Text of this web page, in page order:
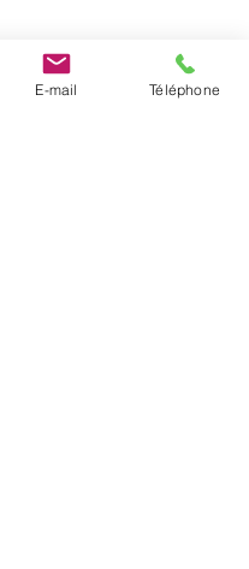
E-mail Téléphone